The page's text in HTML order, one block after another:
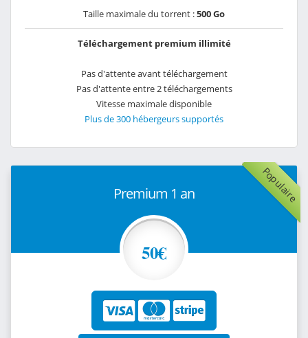
Taille maximale du torrent :500 Go
Téléchargement premium illimité
Pas d'attente avant téléchargement
Pas d'attente entre 2 téléchargements
Vitesse maximale disponible
Plus de 300 hébergeurs supportés
Populaire
Premium 1 an
50€